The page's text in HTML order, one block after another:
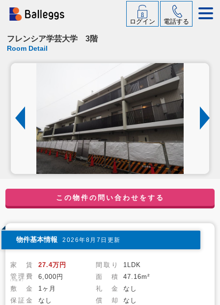
ログイン 電話する
フレンシア学芸大学 3階
Room Detail
この物件の問い合わせをする
物件基本情報 2026年8月7日更新
家 賃 27.4万円 間取り
1LDK
管理費
(共益費) 6,000円 面 積
47.16m²
敷 金
1ヶ月 礼 金
なし
保証金
なし 償 却 なし